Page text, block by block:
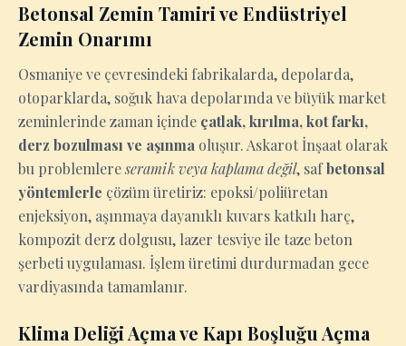
Betonsal Zemin Tamiri ve Endüstriyel
Zemin Onarımı
Osmaniye ve çevresindeki fabrikalarda, depolarda,
otoparklarda, soğuk hava depolarında ve büyük market
zeminlerinde zaman içinde çatlak, kırılma, kot farkı,
derz bozulması ve aşınma oluşur. Askarot İnşaat olarak
bu problemlereseramik veya kaplama değil, safbetonsal
yöntemlerle çözüm üretiriz: epoksi/poliüretan
enjeksiyon, aşınmaya dayanıklı kuvars katkılı harç,
kompozit derz dolgusu, lazer tesviye ile taze beton
şerbeti uygulaması. İşlem üretimi durdurmadan gece
vardiyasında tamamlanır.
Klima Deliği Açma ve Kapı Boşluğu Açma